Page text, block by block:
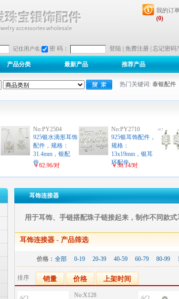
记住用户名: 密 码： 登陆 免费注册 忘记密码?
我的订
(0)
产品分类 最新产品 推荐产品
热门关键词: 泰银配件
No:PY2504
925银水滴形耳饰
配件，规格：
31.4mm，银配
件…
￥62.96/对
No:PY2710
925银耳饰配件，
规格：
13x19mm，银耳
环配件…
￥38.14/对
耳饰连接器
用于耳饰、手链搭配珠子链接起来，制作不同款式
耳饰连接器 - 产品筛选
价格： 全部 0-19 20-39 40-59 60-79 80-99
排序 销量 价格 上架时间
No:X128